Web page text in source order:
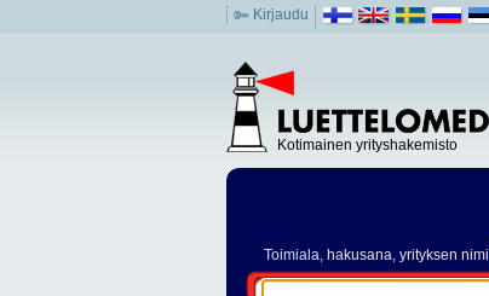
Kirjaudu
Kotimainen yrityshakemisto
Toimiala, hakusana, yrityksen nimi